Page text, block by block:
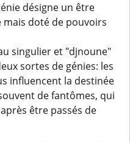
désigne un être
doté de pouvoirs
singulier et "djnoune"
sortes de génies: les
influencent la destinée
de fantômes, qui
être passés de